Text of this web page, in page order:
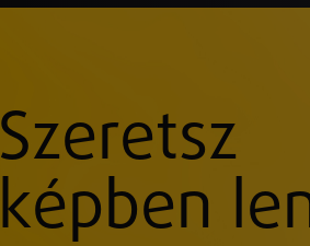
Szeretsz
képben